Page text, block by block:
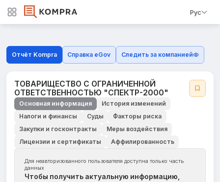
Рус
Отчёт Kompra Справка eGov Следить за компанией
ТОВАРИЩЕСТВО С ОГРАНИЧЕННОЙ
ОТВЕТСТВЕННОСТЬЮ "СПЕКТР-2000"
Основная информация
История изменений
Налоги и финансы
Суды
Факторы риска
Закупки и госконтракты
Меры воздействия
Лицензии и сертификаты
Аффилированность
Для неавторизованного пользователя доступна только часть
данных
Чтобы получить актуальную информацию,